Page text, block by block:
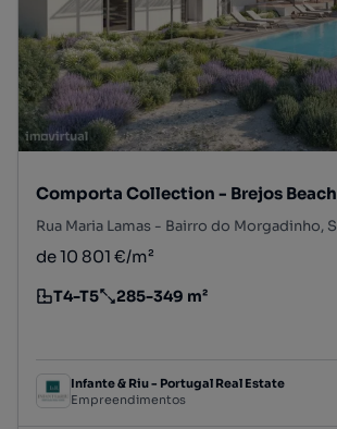
Comporta Collection - Brejos Beach
de 10 801 €/m²
Tipologia
T4-T5
Preço por metro quadrado
285-349 m²
Infante & Riu - Portugal Real Estate
Empreendimentos